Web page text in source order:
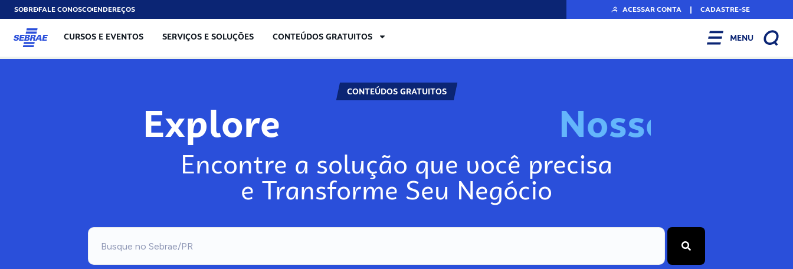
SOBREFALE CONOSCOENDEREÇOS ACESSAR CONTA | CADASTRE-SE
CURSOS E EVENTOS SERVIÇOS E SOLUÇÕES CONTEÚDOS GRATUITOS MENU
CONTEÚDOS GRATUITOS
Explore Nosso
Encontre a solução que você precisa
e Transforme Seu Negócio